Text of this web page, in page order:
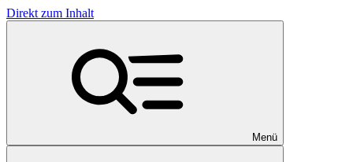
Direkt zum Inhalt
Menü